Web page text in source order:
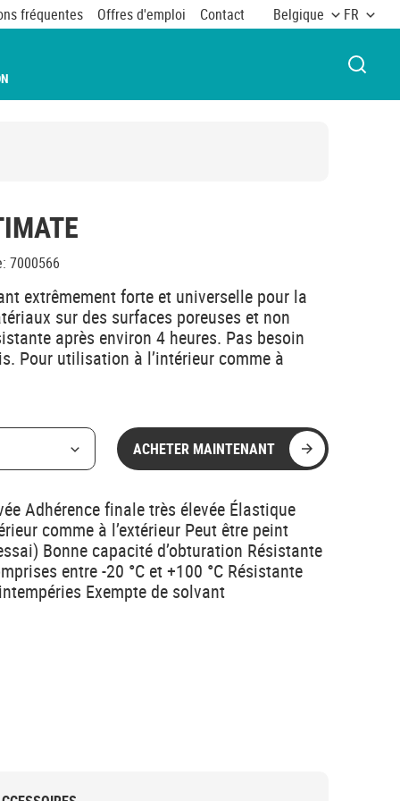
fréquentes Offres d'emploi Contact Belgique FR
: 7000566
extrêmement forte et universelle pour la
sur des surfaces poreuses et non
après environ 4 heures. Pas besoin
Pour utilisation à l’intérieur comme à
ACHETER MAINTENANT
Adhérence finale très élevée Élastique
comme à l’extérieur Peut être peint
Bonne capacité d’obturation Résistante
entre -20 °C et +100 °C Résistante
Exempte de solvant